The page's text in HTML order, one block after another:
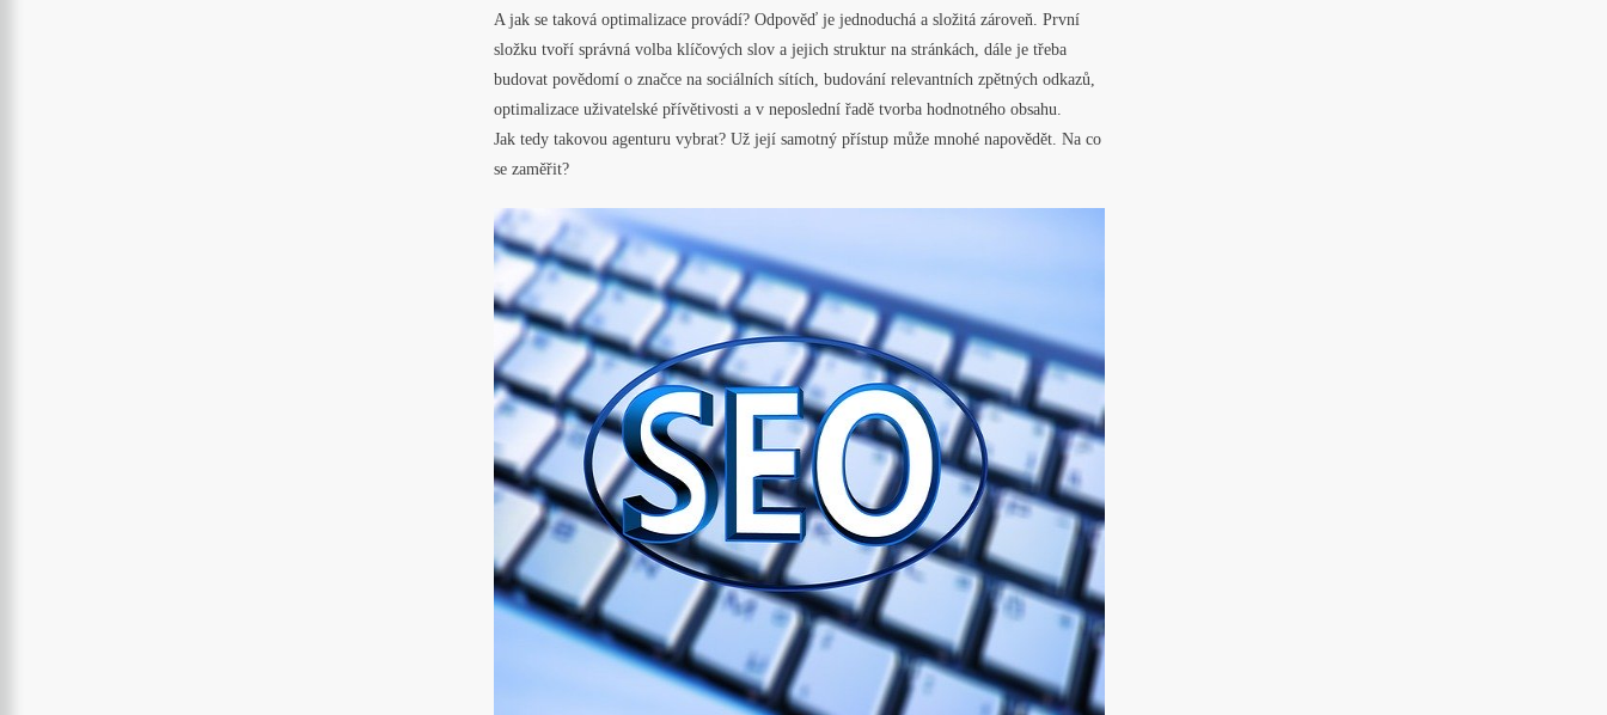
A jak se taková optimalizace provádí? Odpověď je jednoduchá a složitá zároveň. První
složku tvoří správná volba klíčových slov a jejich struktur na stránkách, dále je třeba
budovat povědomí o značce na sociálních sítích, budování relevantních zpětných odkazů,
optimalizace uživatelské přívětivosti a v neposlední řadě tvorba hodnotného obsahu.
Jak tedy takovou agenturu vybrat? Už její samotný přístup může mnohé napovědět. Na co
se zaměřit?